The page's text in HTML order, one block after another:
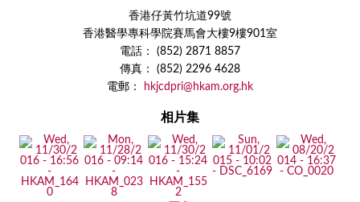
香港仔黃竹坑道99號
香港醫學專科學院賽馬會大樓9樓901室
電話： (852) 2871 8857
傳真： (852) 2296 4628
電郵：
hkjcdpri@hkam.org.hk
相片集